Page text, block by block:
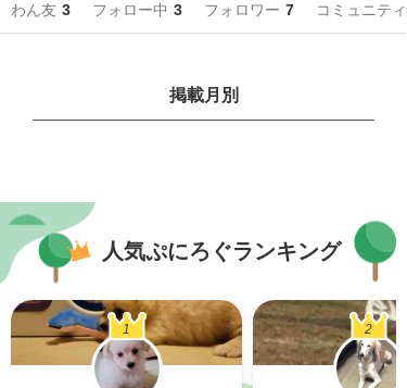
わん友 3 フォロー中 3 フォロワー 7 コミュニティ
掲載月別
人気ぷにろぐランキング
1 2